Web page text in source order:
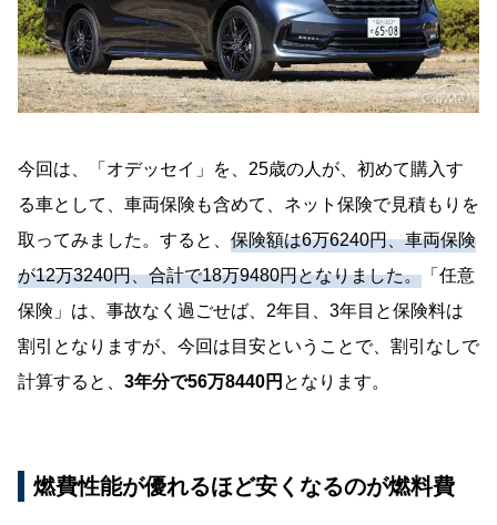
今回は、「オデッセイ」を、25歳の人が、初めて購入す
る車として、車両保険も含めて、ネット保険で見積もりを
取ってみました。すると、 保険額は6万6240円、車両保険
が12万3240円、合計で18万9480円となりました。 「任意
保険」は、事故なく過ごせば、2年目、3年目と保険料は
割引となりますが、今回は目安ということで、割引なしで
計算すると、 3年分で56万8440円 となります。
燃費性能が優れるほど安くなるのが燃料費